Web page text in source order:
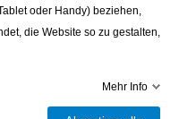
oder Handy) beziehen,
die Website so zu gestalten,
Mehr Info